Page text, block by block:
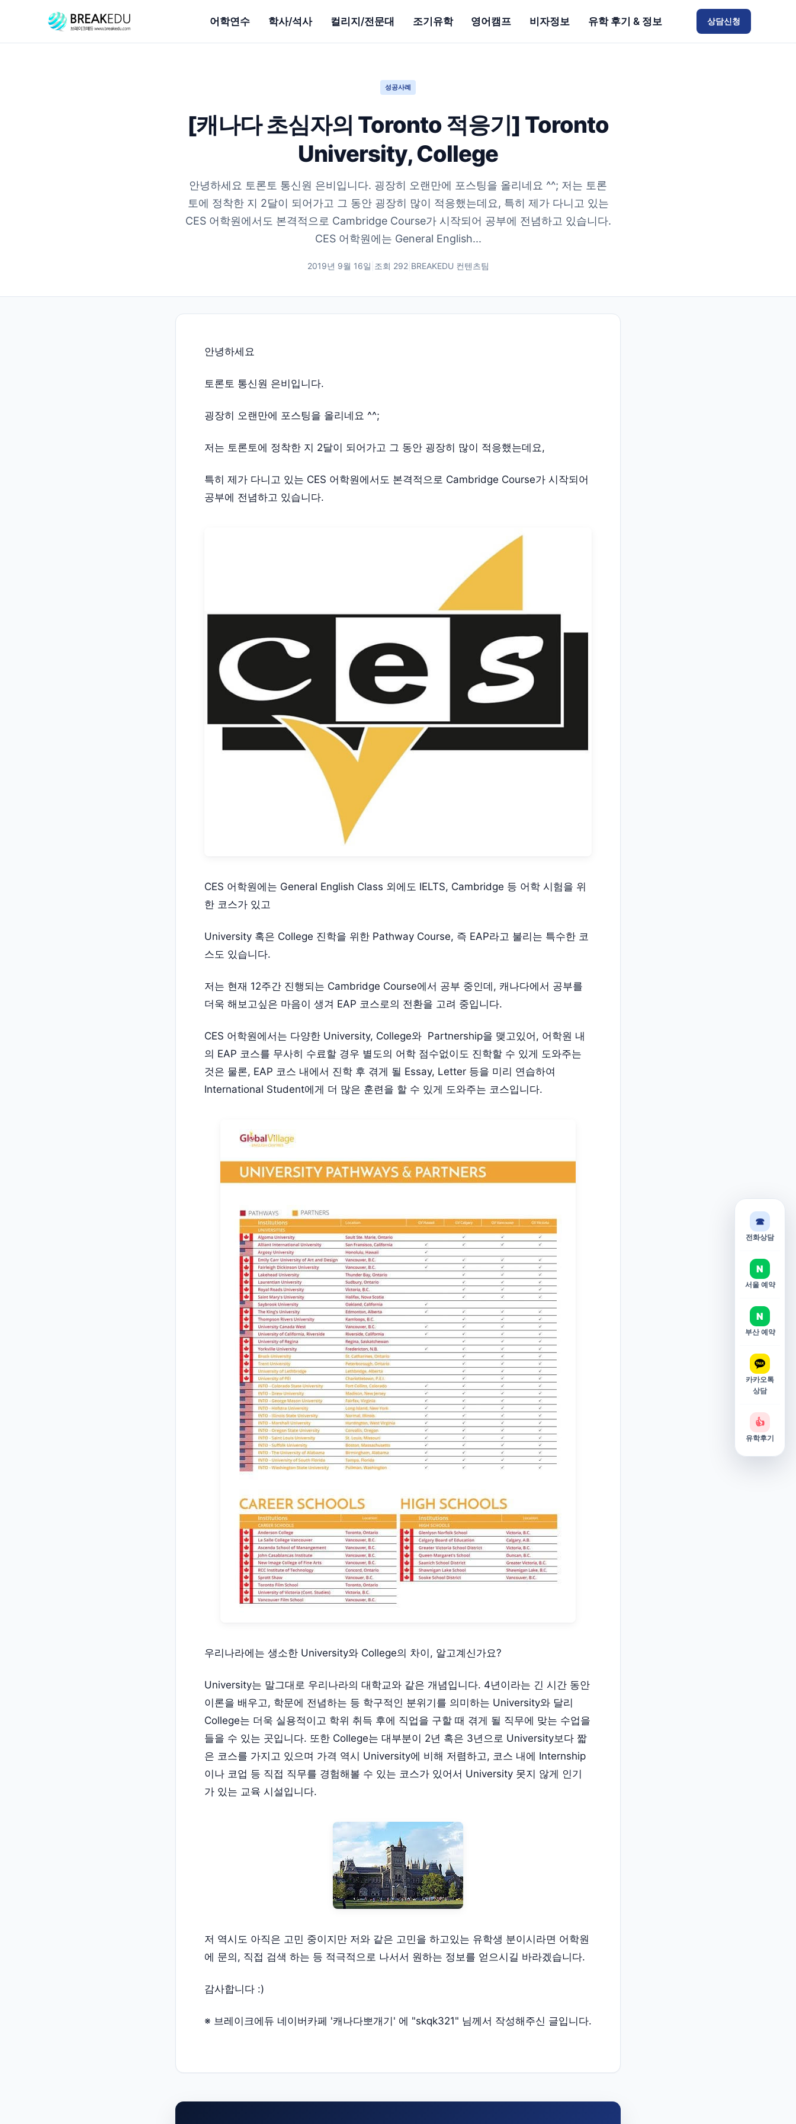
어학연수 학사/석사 컬리지/전문대 조기유학 영어캠프 비자정보 유학 후기 & 정보 상담신청
성공사례
[캐나다 초심자의 Toronto 적응기] Toronto
University, College
안녕하세요 토론토 통신원 은비입니다. 굉장히 오랜만에 포스팅을 올리네요 ^^; 저는 토론
토에 정착한 지 2달이 되어가고 그 동안 굉장히 많이 적응했는데요, 특히 제가 다니고 있는
CES 어학원에서도 본격적으로 Cambridge Course가 시작되어 공부에 전념하고 있습니다.
CES 어학원에는 General English...
2019년 9월 16일 조회 292| BREAKEDU 컨텐츠팀
안녕하세요
토론토 통신원 은비입니다.
굉장히 오랜만에 포스팅을 올리네요 ^^;
저는 토론토에 정착한 지 2달이 되어가고 그 동안 굉장히 많이 적응했는데요,
특히 제가 다니고 있는 CES 어학원에서도 본격적으로 Cambridge Course가 시작되어
공부에 전념하고 있습니다.
CES 어학원에는 General English Class 외에도 IELTS, Cambridge 등 어학 시험을 위
한 코스가 있고
University 혹은 College 진학을 위한 Pathway Course, 즉 EAP라고 불리는 특수한 코
스도 있습니다.
저는 현재 12주간 진행되는 Cambridge Course에서 공부 중인데, 캐나다에서 공부를
더욱 해보고싶은 마음이 생겨 EAP 코스로의 전환을 고려 중입니다.
CES 어학원에서는 다양한 University, College와 Partnership을 맺고있어, 어학원 내
의 EAP 코스를 무사히 수료할 경우 별도의 어학 점수없이도 진학할 수 있게 도와주는
것은 물론, EAP 코스 내에서 진학 후 겪게 될 Essay, Letter 등을 미리 연습하여
International Student에게 더 많은 훈련을 할 수 있게 도와주는 코스입니다.
우리나라에는 생소한 University와 College의 차이, 알고계신가요?
University는 말그대로 우리나라의 대학교와 같은 개념입니다. 4년이라는 긴 시간 동안
이론을 배우고, 학문에 전념하는 등 학구적인 분위기를 의미하는 University와 달리
College는 더욱 실용적이고 학위 취득 후에 직업을 구할 때 겪게 될 직무에 맞는 수업을
들을 수 있는 곳입니다. 또한 College는 대부분이 2년 혹은 3년으로 University보다 짧
은 코스를 가지고 있으며 가격 역시 University에 비해 저렴하고, 코스 내에 Internship
이나 코업 등 직접 직무를 경험해볼 수 있는 코스가 있어서 University 못지 않게 인기
가 있는 교육 시설입니다.
저 역시도 아직은 고민 중이지만 저와 같은 고민을 하고있는 유학생 분이시라면 어학원
에 문의, 직접 검색 하는 등 적극적으로 나서서 원하는 정보를 얻으시길 바라겠습니다.
감사합니다 :)
※ 브레이크에듀 네이버카페 '캐나다뽀개기' 에 "skqk321" 님께서 작성해주신 글입니다.
☎
전화상담
N
서울 예약
N
부산 예약
카카오톡
상담
👍
유학후기